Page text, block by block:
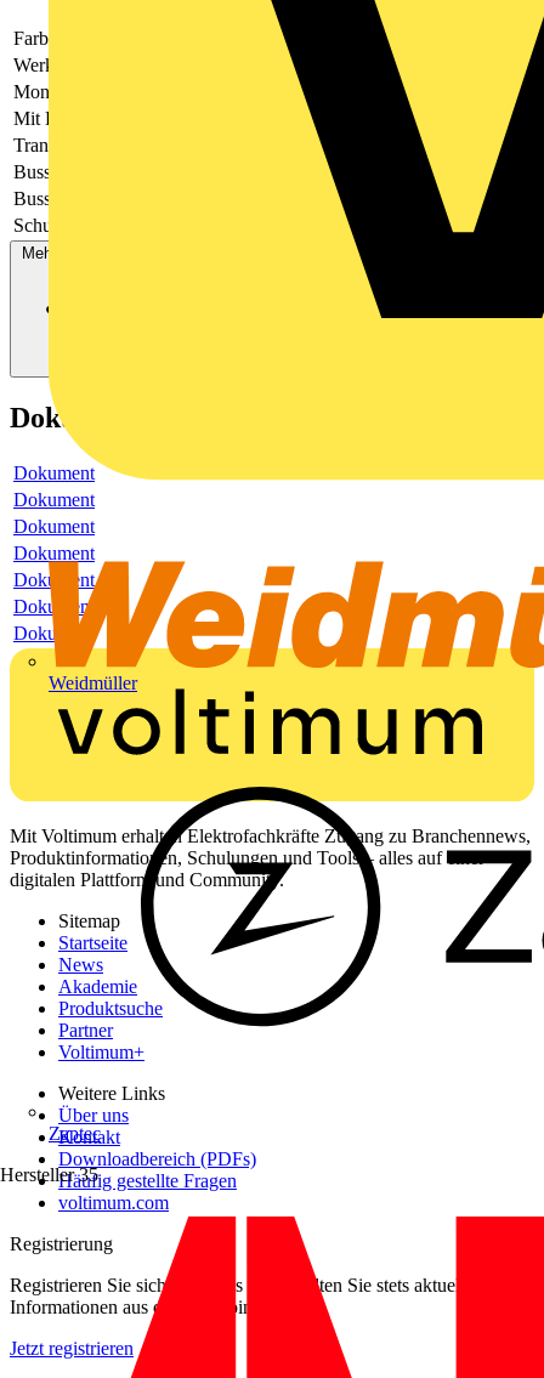
Weidmüller
Zaptec
Hersteller 35
Farbe
Werkstoff
Montageart
Mit Display
Transparent
Bussystem KNX
Bussystem LON
Schutzart (IP)
Mehr anzeigen
Dokumente
Dokument
Dokument
Dokument
Dokument
Dokument
Dokument
Dokument
Mit Voltimum erhalten Elektrofachkräfte Zugang zu Branchennews,
Produktinformationen, Schulungen und Tools – alles auf einer
digitalen Plattform und Community.
Sitemap
Startseite
News
Akademie
Produktsuche
Partner
Voltimum+
Weitere Links
Über uns
Kontakt
Downloadbereich (PDFs)
Häufig gestellte Fragen
voltimum.com
Registrierung
Registrieren Sie sich kostenlos und erhalten Sie stets aktuelle
Informationen aus der Elektroindustrie.
Jetzt registrieren